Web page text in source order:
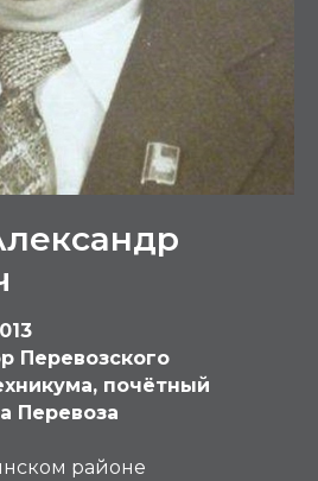
Перевозского
почётный
Перевоза
районе